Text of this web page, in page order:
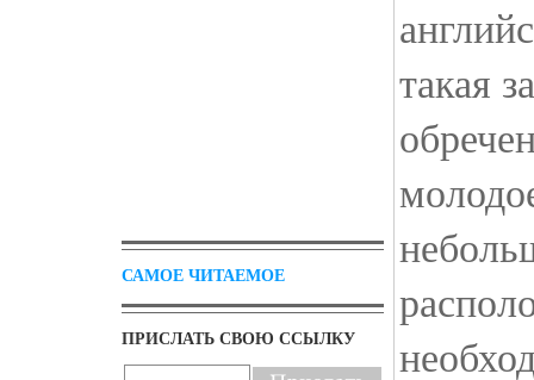
САМОЕ ЧИТАЕМОЕ
ПРИСЛАТЬ СВОЮ ССЫЛКУ
такая